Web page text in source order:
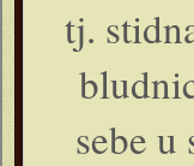
tj.
sebe